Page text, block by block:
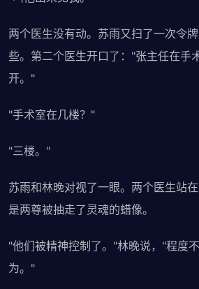
两个医生没有动。苏雨又扫了一次令
些。第二个医生开口了："张主任在手
开。"
"手术室在几楼？"
"三楼。"
苏雨和林晚对视了一眼。两个医生站
是两尊被抽走了灵魂的蜡像。
"他们被精神控制了。"林晚说，"程度
为。"